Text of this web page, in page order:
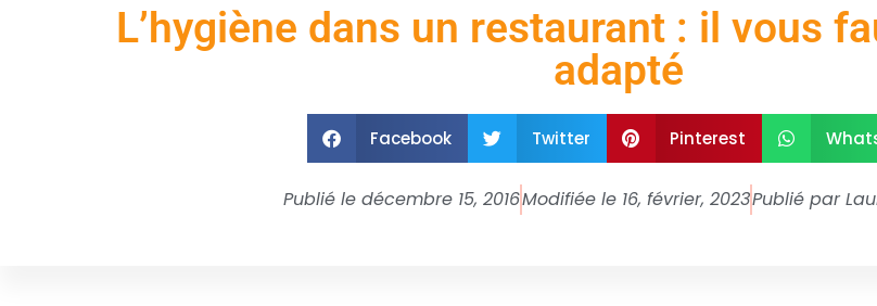
L’hygiène dans un restaurant : il vous
adapté
Facebook Twitter Pinterest
Publié le décembre 15, 2016Modifiée le 16, février, 2023Publié par